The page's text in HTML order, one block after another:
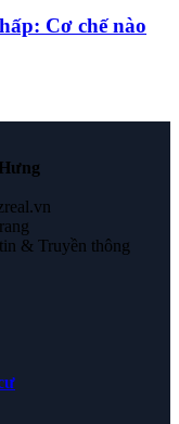
Cơ chế nào
& Truyền thông